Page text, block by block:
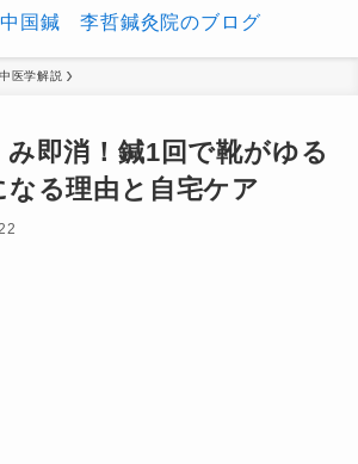
医学解説
み即消！鍼1回で靴がゆる
なる理由と自宅ケア